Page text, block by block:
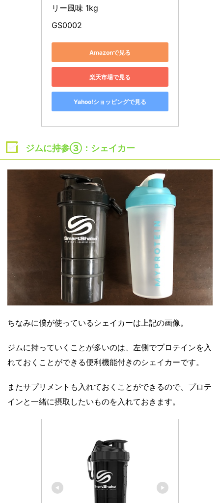
リー風味 1kg
GS0002
Amazonで見る
楽天市場で見る
Yahoo!ショッピングで見る
ジムに持参③：シェイカー
ちなみに僕が使っているシェイカーは上記の画像。
ジムに持っていくことが多いのは、左側でプロテインを入
れておくことができる便利機能付きのシェイカーです。
またサプリメントも入れておくことができるので、プロテ
インと一緒に摂取したいものを入れておきます。